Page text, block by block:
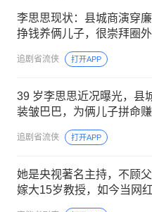
李思思现状：县城商演穿廉
挣钱养俩儿子，很崇拜圈
追剧省流侠 打开APP
39 岁李思思近况曝光，县
装皱巴巴，为俩儿子拼命
追剧省流侠 打开APP
她是央视著名主持，不顾父
嫁大15岁教授，如今当网